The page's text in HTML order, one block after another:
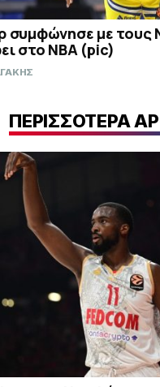
συμφώνησε με τους
στο NBA (pic)
ΠΕΡΙΣΣΟΤΕΡΑ